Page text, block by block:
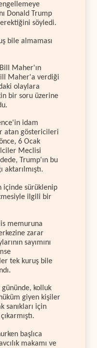
Donald Trump
söyledi.
bile almaması
Maher'ın
Maher'a verdiği
olaylara
bir soru üzerine
idam
atan göstericileri
6 Ocak
Meclisi
Trump'ın bu
aktarılmıştı.
içinde sürüklenip
ilgili bir
memuruna
zarar
sayımını
tek kuruş bile
kolluk
giyen kişiler
sanıkları için
başlıca
makamı ve